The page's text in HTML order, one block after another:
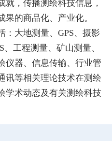
，传播测绘科技信息，
的商品化、产业化。
：大地测量、GPS、摄影
工程测量、矿山测量、
仪器、信息传输、行业管
讯等相关理论技术在测绘
学术动态及有关测绘科技